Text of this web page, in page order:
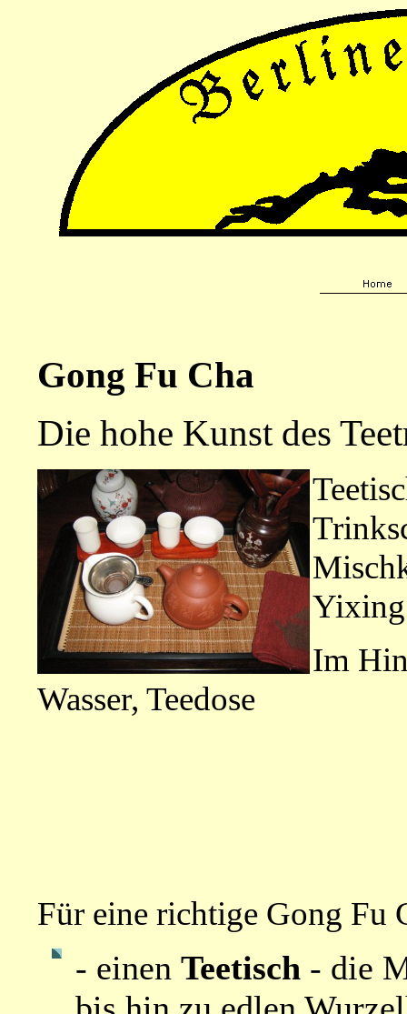
Gong Fu Cha
Die hohe Kunst des
Yixing
Im
Wasser, Teedose
Für eine richtige Gong Fu
- einen Teetisch - die